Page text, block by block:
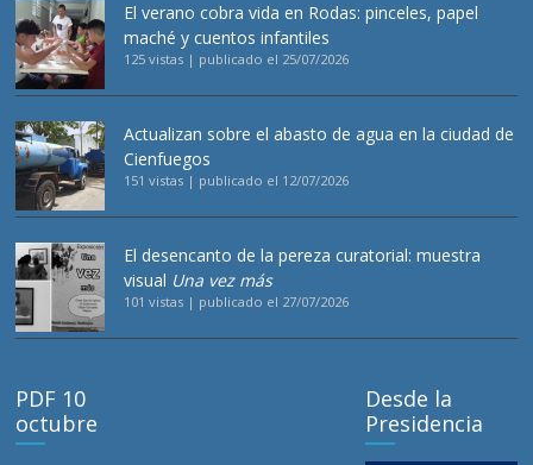
El verano cobra vida en Rodas: pinceles, papel
maché y cuentos infantiles
125 vistas | publicado el 25/07/2026
Actualizan sobre el abasto de agua en la ciudad de
Cienfuegos
151 vistas | publicado el 12/07/2026
El desencanto de la pereza curatorial: muestra
visual Una vez más
101 vistas | publicado el 27/07/2026
PDF 10
octubre
Desde la
Presidencia